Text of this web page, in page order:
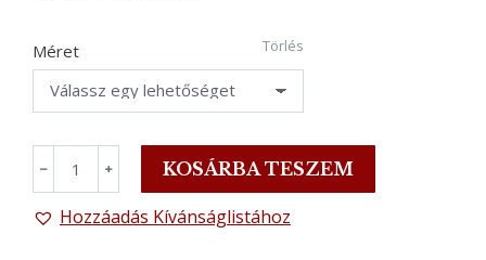
Méret Törlés
Size
﹣ ﹢ KOSÁRBA TESZEM
Hozzáadás Kívánságlistához